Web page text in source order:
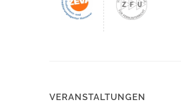
VERANSTALTUNGEN